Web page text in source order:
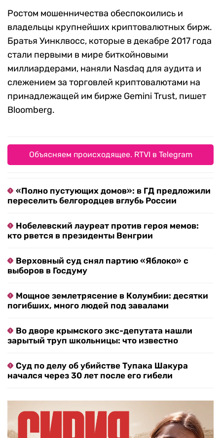
Ростом мошенничества обеспокоились и
владельцы крупнейших криптовалютных бирж.
Братья Уинклвосс, которые в декабре 2017 года
стали первыми в мире биткойновыми
миллиардерами, наняли Nasdaq для аудита и
слежением за торговлей криптовалютами на
принадлежащей им бирже Gemini Trust, пишет
Bloomberg.
Объясняем происходящее. RTVI в Telegram
«Полно пустующих домов»: в ГД предложили
переселить белгородцев вглубь России
Нобелевский лауреат против героя мемов:
кто рвется в президенты Венгрии
Верховный суд снял партию «Яблоко» с
выборов в Госдуму
Мощное землетрясение в Колумбии: десятки
погибших, много людей под завалами
Во дворе крымского экс-депутата нашли
зарытый труп школьницы: что известно
Суд по делу об убийстве Тупака Шакура
начался через 30 лет после его гибели